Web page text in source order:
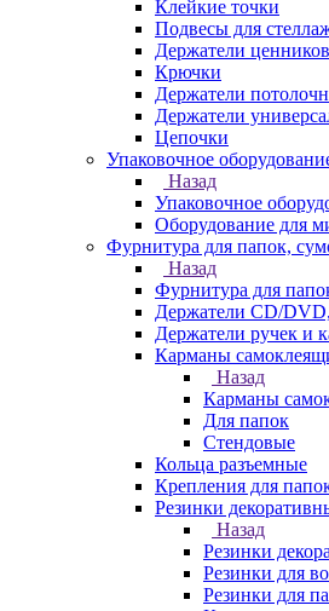
Клейкие точки
Подвесы для
Держатели ценников
Крючки
Держатели
Держатели
Цепочки
Упаковочное
Назад
Упаковочное
Оборудование для
Фурнитура для папок,
Назад
Фурнитура для
Держатели CD/
Держатели ручек и
Карманы
Назад
Карманы
Для папок
Стендовые
Кольца разъемные
Крепления для
Резинки
Назад
Резинки
Резинки для
Резинки для